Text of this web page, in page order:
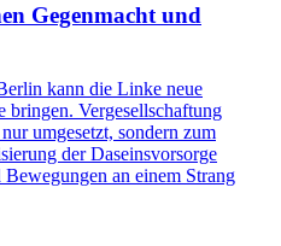
Gegenmacht und
kann die Linke neue
bringen. Vergesellschaftung
umgesetzt, sondern zum
der Daseinsvorsorge
an einem Strang